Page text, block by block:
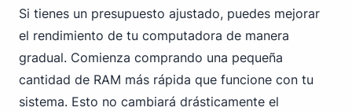
Si tienes un presupuesto ajustado, puedes mejorar
el rendimiento de tu computadora de manera
gradual. Comienza comprando una pequeña
cantidad de RAM más rápida que funcione con tu
sistema. Esto no cambiará drásticamente el